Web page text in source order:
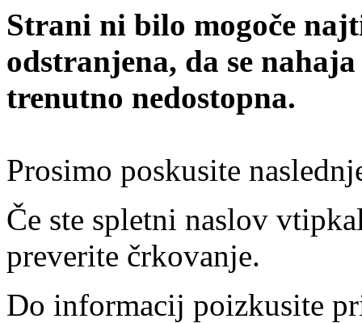
Strani ni bilo mogoče
odstranjena, da se
trenutno nedostopna.
Prosimo poskusite
Če ste spletni naslov
preverite črkovanje.
Do informacij poizkusite